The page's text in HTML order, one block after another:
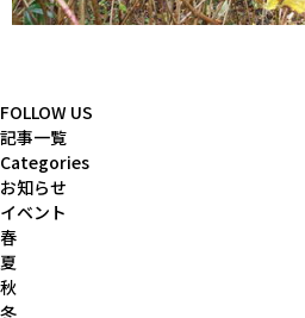
FOLLOW US
記事一覧
Categories
お知らせ
イベント
春
夏
秋
冬